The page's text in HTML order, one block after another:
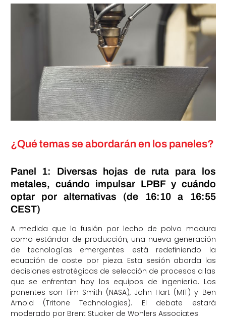
¿Qué temas se abordarán en los paneles?
Panel 1: Diversas hojas de ruta para los
metales, cuándo impulsar LPBF y cuándo
optar por alternativas (de 16:10 a 16:55
CEST)
A medida que la fusión por lecho de polvo madura
como estándar de producción, una nueva generación
de tecnologías emergentes está redefiniendo la
ecuación de coste por pieza. Esta sesión aborda las
decisiones estratégicas de selección de procesos a las
que se enfrentan hoy los equipos de ingeniería. Los
ponentes son Tim Smith (NASA), John Hart (MIT) y Ben
Arnold (Tritone Technologies). El debate estará
moderado por Brent Stucker de Wohlers Associates.